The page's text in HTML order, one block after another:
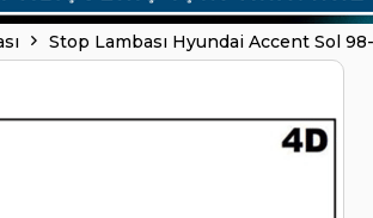
Stop Lambası Hyundai Accent Sol